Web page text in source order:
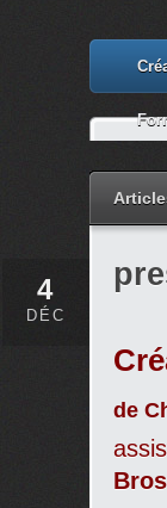
4
DÉC
de